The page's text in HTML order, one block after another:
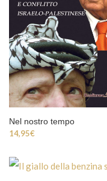
Nel nostro tempo
14,95€